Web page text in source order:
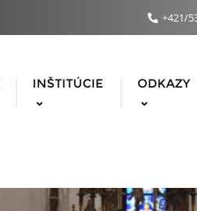
+421/
INŠTITÚCIE ODKAZY